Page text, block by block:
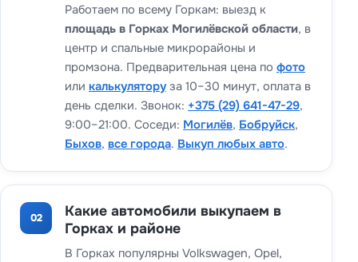
Работаем по всему Горкам: выезд к
площадь в Горках Могилёвской области, в
центр и спальные микрорайоны и
промзона. Предварительная цена по фото
или калькулятору за 10–30 минут, оплата в
день сделки. Звонок: +375 (29) 641-47-29,
9:00–21:00. Соседи: Могилёв, Бобруйск,
Быхов, все города. Выкуп любых авто.
02
Какие автомобили выкупаем в
Горках и районе
В Горках популярны Volkswagen, Opel,